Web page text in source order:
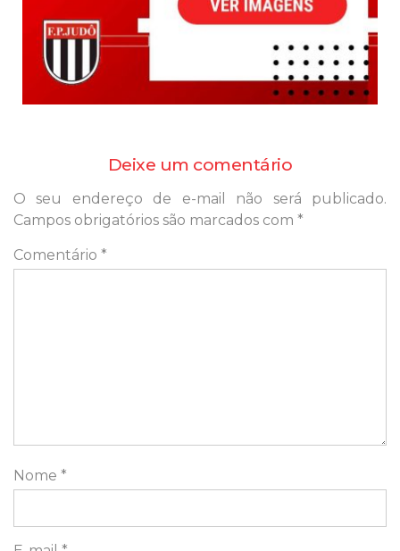
Deixe um comentário
O seu endereço de e-mail não será publicado.
Campos obrigatórios são marcados com *
Comentário *
Nome *